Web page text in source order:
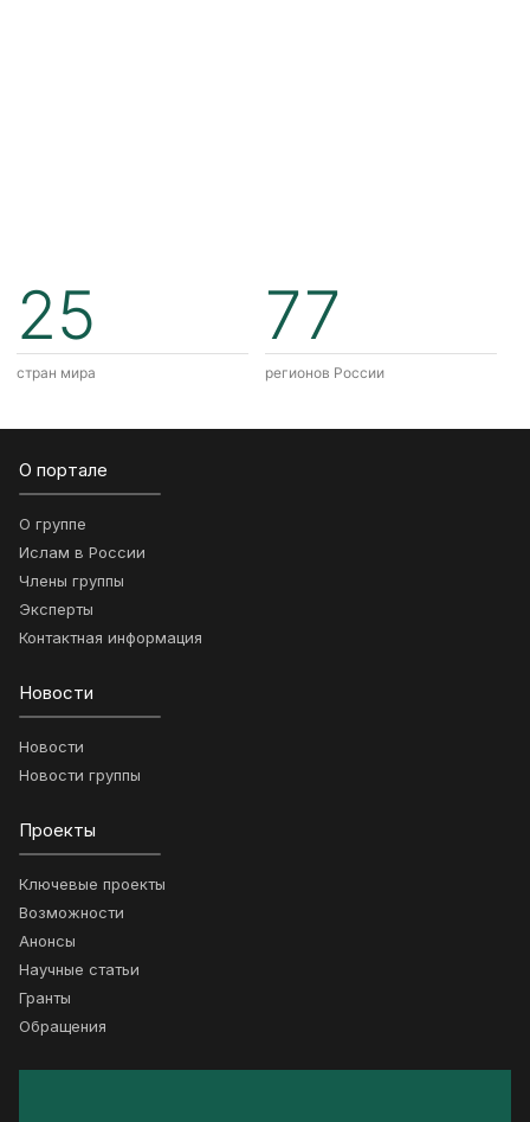
25
стран мира
77
регионов России
О портале
О группе
Ислам в России
Члены группы
Эксперты
Контактная информация
Новости
Новости
Новости группы
Проекты
Ключевые проекты
Возможности
Анонсы
Научные статьи
Гранты
Обращения